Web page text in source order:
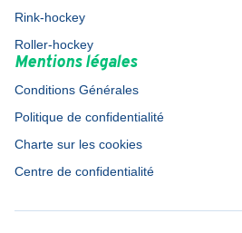
Rink-hockey
Roller-hockey
Mentions légales
Conditions Générales
Politique de confidentialité
Charte sur les cookies
Centre de confidentialité